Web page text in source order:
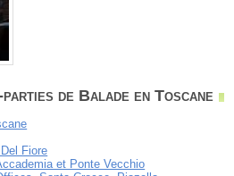
de Balade en Toscane
Fiore
et Ponte Vecchio